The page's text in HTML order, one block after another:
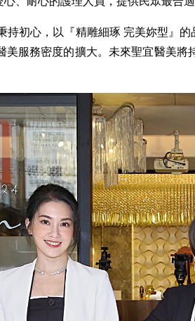
初心，以『精雕細琢 完美妳型』
服務密度的擴大。未來聖宜醫美